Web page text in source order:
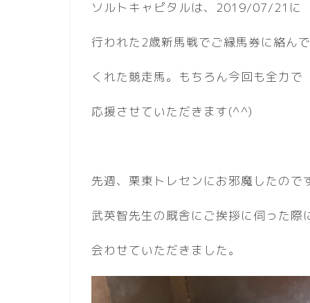
ソルトキャピタルは、2019/07/21に
行われた2歳新馬戦でご縁馬券に絡んで
くれた競走馬。もちろん今回も全力で
応援させていただきます(^^)
先週、栗東トレセンにお邪魔したので
武英智先生の厩舎にご挨拶に伺った際
会わせていただきました。